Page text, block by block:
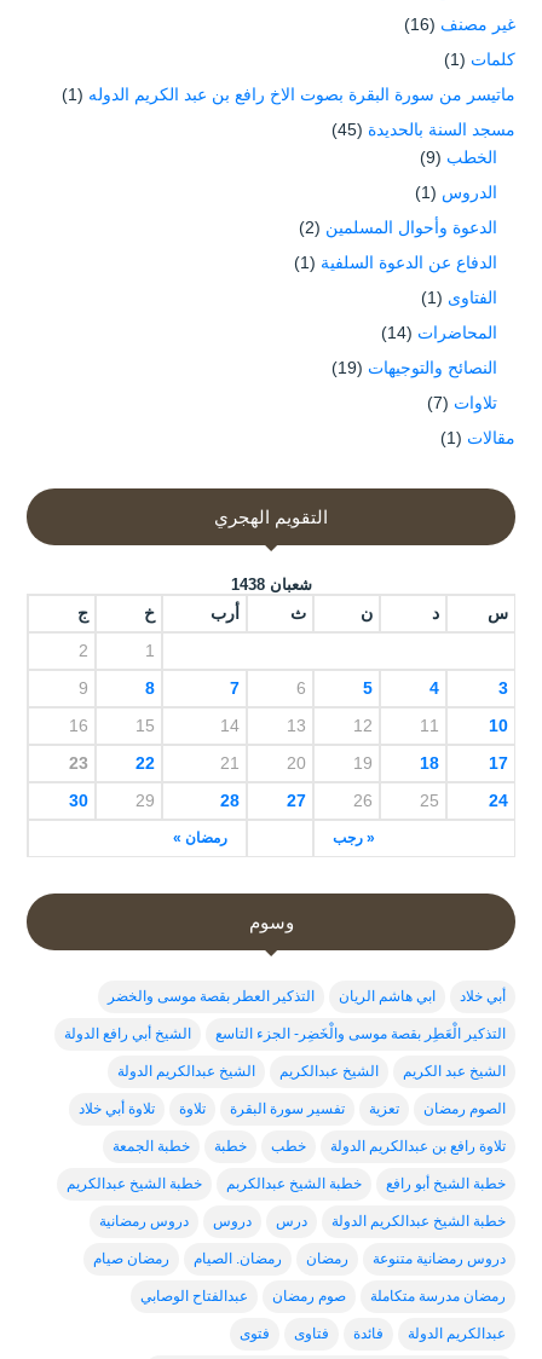
غير مصنف (16)
كلمات (1)
ماتيسر من سورة البقرة بصوت الاخ رافع بن عبد الكريم الدوله (1)
مسجد السنة بالحديدة (45)
الخطب (9)
الدروس (1)
الدعوة وأحوال المسلمين (2)
الدفاع عن الدعوة السلفية (1)
الفتاوى (1)
المحاضرات (14)
النصائح والتوجيهات (19)
تلاوات (7)
مقالات (1)
التقويم الهجري
شعبان 1438
س د ن ث أرب خ ج
« رجب رمضان »
1
2
3
4
5
6
7
8
9
10
11
12
13
14
15
16
17
18
19
20
21
22
23
24
25
26
27
28
29
30
وسوم
أبي خلاد ابي هاشم الريان التذكير العطر بقصة موسى والخضر
التذكير الْعَطِر بقصة موسى والْخَضِر- الجزء التاسع الشيخ أبي رافع الدولة
الشيخ عبد الكريم الشيخ عبدالكريم الشيخ عبدالكريم الدولة
الصوم رمضان تعزية تفسير سورة البقرة تلاوة تلاوة أبي خلاد
تلاوة رافع بن عبدالكريم الدولة خطب خطبة خطبة الجمعة
خطبة الشيخ أبو رافع خطبة الشيخ عبدالكربم خطبة الشيخ عبدالكريم
خطبة الشيخ عبدالكريم الدولة درس دروس دروس رمضانية
دروس رمضانية متنوعة رمضان رمضان. الصيام رمضان صيام
رمضان مدرسة متكاملة صوم رمضان عبدالفتاح الوصابي
عبدالكريم الدولة فائدة فتاوى فتوى